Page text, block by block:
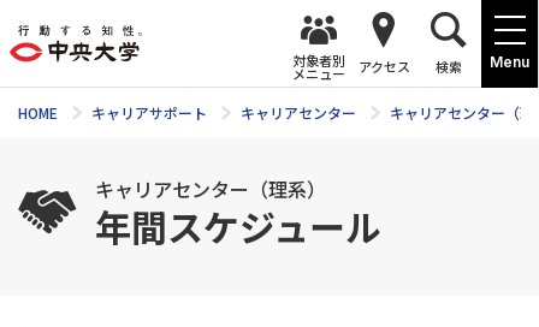
Menu
対象者別
メニュー アクセス 検索
HOME キャリアサポート キャリアセンター キャリアセンター（理
キャリアセンター（理系）
年間スケジュール